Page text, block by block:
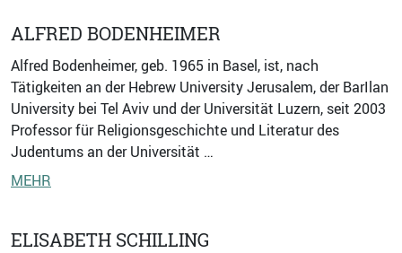
ALFRED BODENHEIMER
Alfred Bodenheimer, geb. 1965 in Basel, ist, nach
Tätigkeiten an der Hebrew University Jerusalem, der BarIlan
University bei Tel Aviv und der Universität Luzern, seit 2003
Professor für Religionsgeschichte und Literatur des
Judentums an der Universität …
MEHR
ELISABETH SCHILLING